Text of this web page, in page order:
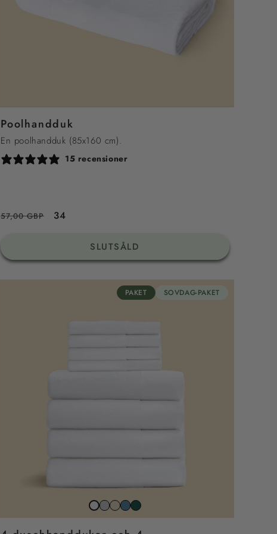
Poolhandduk
En poolhandduk (85x160 cm).
15 recensioner
Ordinarie
57,00 GBP Reapris
34
SLUTSÅLD
Snow
white
Stone
grey
Beach
sand
North
sea
Juniper
grön
PAKET SOVDAG-PAKET